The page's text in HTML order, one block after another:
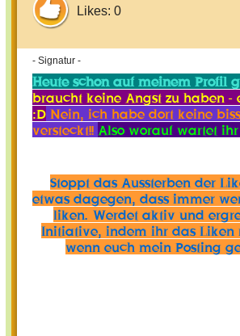
Likes: 0
- Signatur -
Heute schon auf meinem Profil
braucht keine Angst zu haben -
:D Nein, ich habe dort keine
versteckt!! Also worauf wartet
Stoppt das Aussterben der
etwas dagegen, dass immer
liken. Werdet aktiv und
Initiative, indem ihr das Liken
wenn euch mein Posting